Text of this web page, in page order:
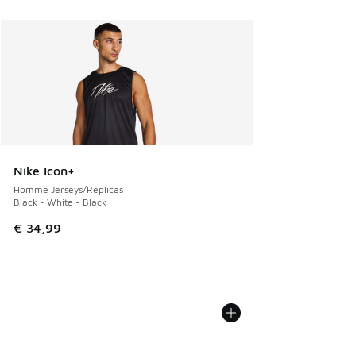
Nike Icon+
Homme Jerseys/Replicas
Black - White - Black
€ 34,99